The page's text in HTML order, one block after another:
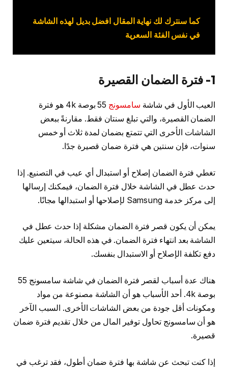
كما سنترك لك نهاية المقال افضل بديل لهذه الشاشة
في نفس الفئة السعرية
1- فترة الضمان القصيرة
العيب الأول في شاشة سامسونج
55 بوصة 4k هو فترة
الضمان القصيرة، والتي تبلغ سنتان فقط. مقارنةً ببعض
الشاشات الأخرى التي تتمتع بضمان لمدة ثلاث أو خمس
سنوات، فإن سنتين هي فترة ضمان قصيرة جدًا.
تغطي فترة الضمان إصلاح أو استبدال أي عيب في التصنيع. إذا
حدث عطل في الشاشة خلال فترة الضمان، فيمكنك إرسالها
إلى مركز خدمة Samsung لإصلاحها أو استبدالها مجانًا.
يمكن أن يكون قصر فترة الضمان مشكلة إذا حدث عطل في
الشاشة بعد انتهاء فترة الضمان. في هذه الحالة، سيتعين عليك
دفع تكلفة الإصلاح أو الاستبدال بنفسك.
هناك عدة أسباب لقصر فترة الضمان في شاشة سامسونج 55
بوصة 4k. أحد الأسباب هو أن الشاشة مصنوعة من مواد
ومكونات أقل جودة من بعض الشاشات الأخرى. السبب الآخر
هو أن سامسونج تحاول توفير المال من خلال تقديم فترة ضمان
قصيرة.
إذا كنت تبحث عن شاشة بها فترة ضمان أطول، فقد ترغب في